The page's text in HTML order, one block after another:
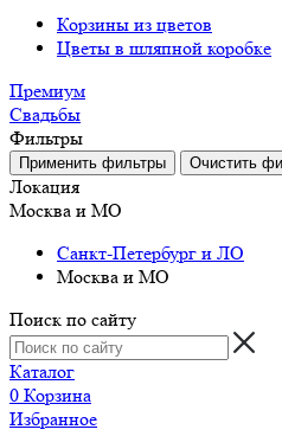
Корзины из цветов
Цветы в шляпной коробке
Премиум
Свадьбы
Фильтры
Локация
Москва и МО
Санкт-Петербург и ЛО
Москва и МО
Поиск по сайту
Каталог
0 Корзина
Избранное